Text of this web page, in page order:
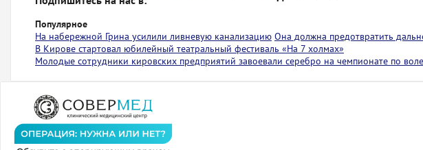
Популярное
На набережной Грина усилили ливневую канализацию Она должна предотвратить
В Кирове стартовал юбилейный театральный фестиваль «На 7 холмах»
Молодые сотрудники кировских предприятий завоевали серебро на чемпионате по